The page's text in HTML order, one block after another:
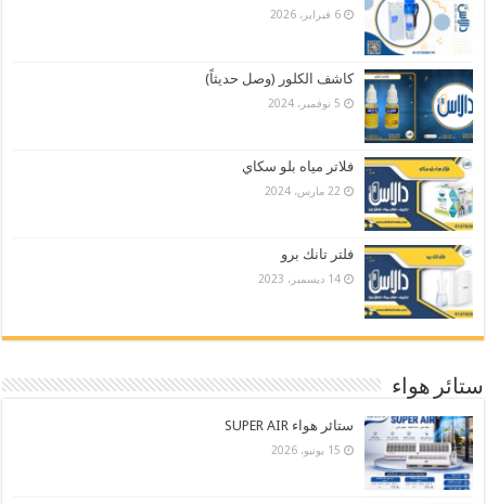
6 فبراير، 2026
كاشف الكلور (وصل حديثاً)
5 نوفمبر، 2024
فلاتر مياه بلو سكاي
22 مارس، 2024
فلتر تانك برو
14 ديسمبر، 2023
ستائر هواء
ستائر هواء SUPER AIR
15 يونيو، 2026